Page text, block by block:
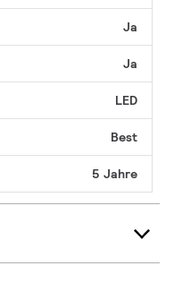
Ja
Ja
LED
Best
5 Jahre